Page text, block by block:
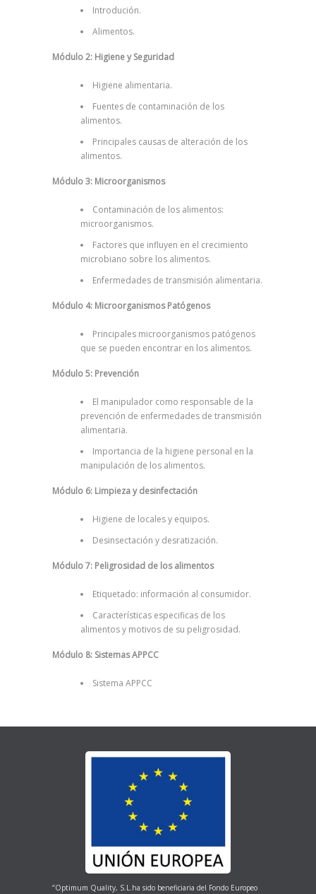
Introdución.
Alimentos.
Módulo 2: Higiene y Seguridad
Higiene alimentaria.
Fuentes de contaminación de los
alimentos.
Principales causas de alteración de los
alimentos.
Módulo 3: Microorganismos
Contaminación de los alimentos:
microorganismos.
Factores que influyen en el crecimiento
microbiano sobre los alimentos.
Enfermedades de transmisión alimentaria.
Módulo 4: Microorganismos Patógenos
Principales microorganismos patógenos
que se pueden encontrar en los alimentos.
Módulo 5: Prevención
El manipulador como responsable de la
prevención de enfermedades de transmisión
alimentaria.
Importancia de la higiene personal en la
manipulación de los alimentos.
Módulo 6: Limpieza y desinfectación
Higiene de locales y equipos.
Desinsectación y desratización.
Módulo 7: Peligrosidad de los alimentos
Etiquetado: información al consumidor.
Características especificas de los
alimentos y motivos de su peligrosidad.
Módulo 8: Sistemas APPCC
Sistema APPCC
‘’Optimum Quality, S.L.ha sido beneficiaria del Fondo Europeo